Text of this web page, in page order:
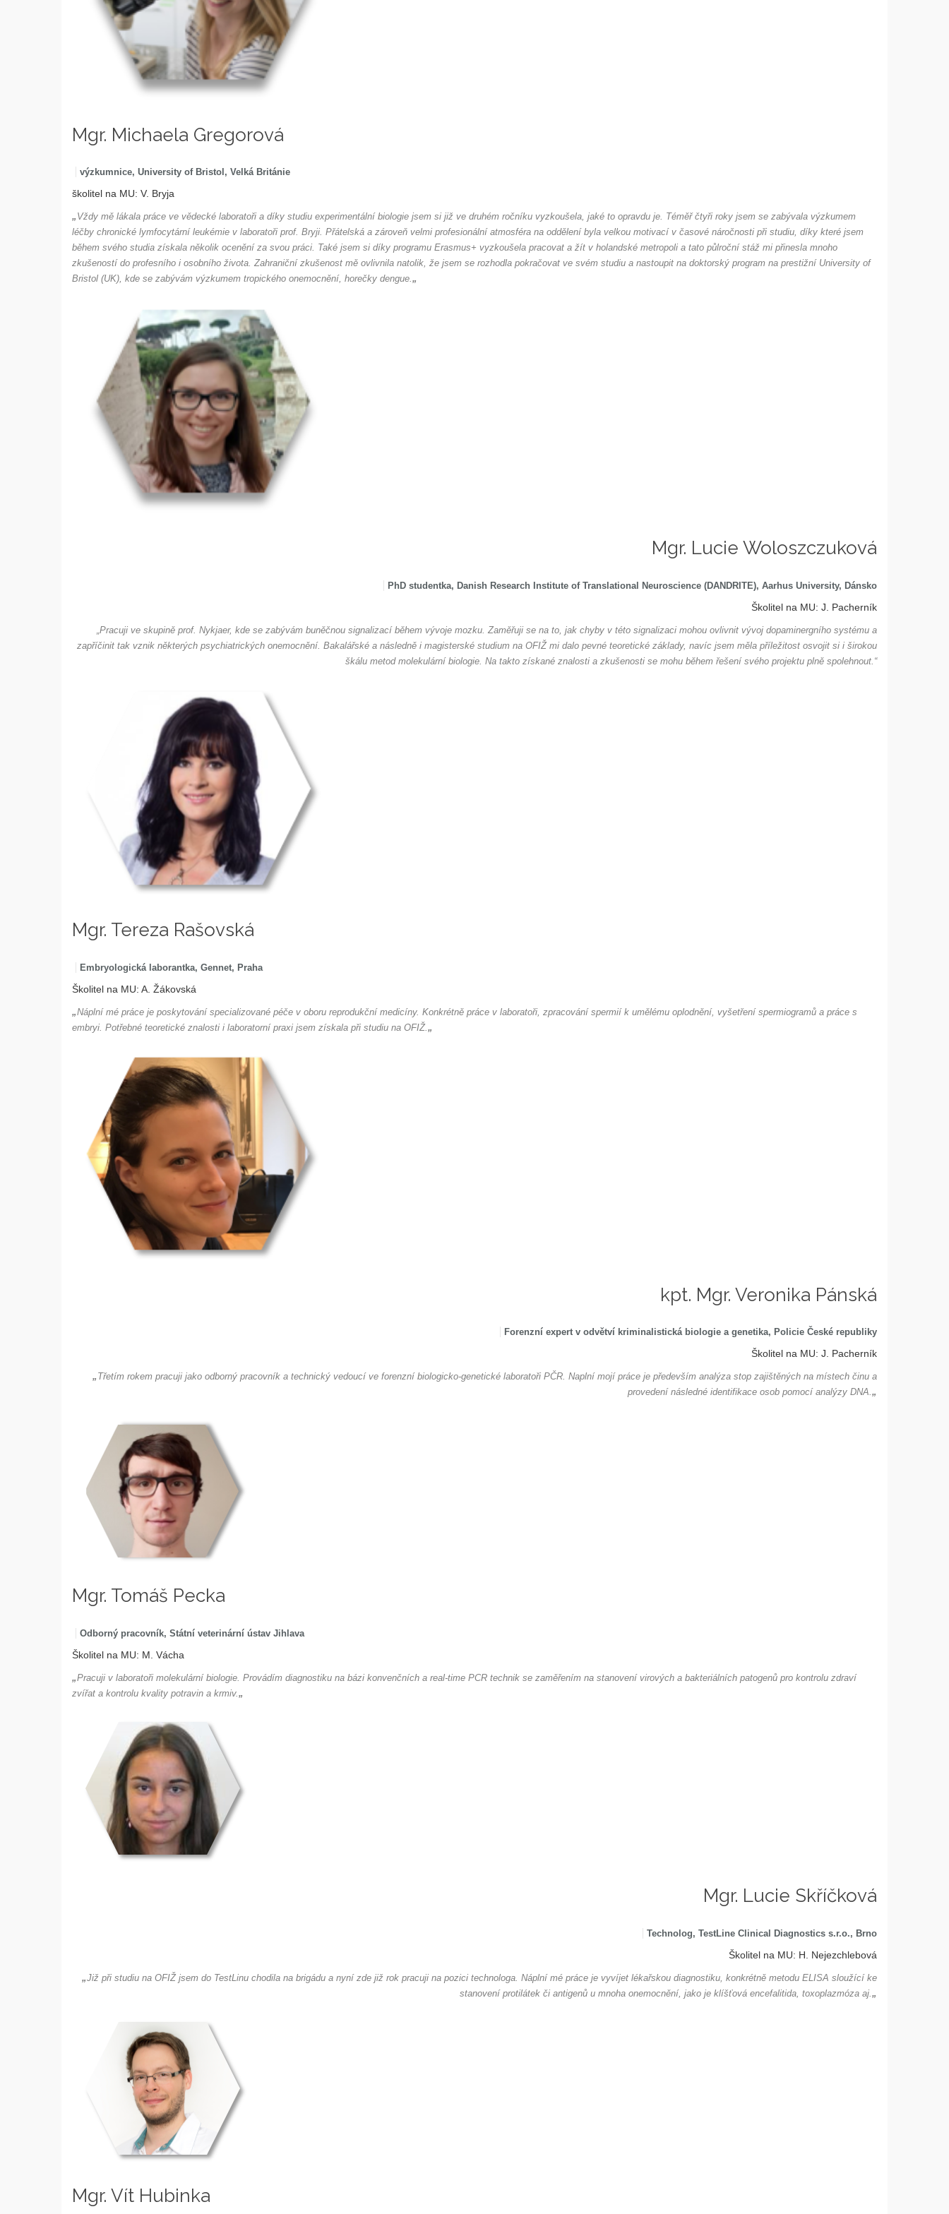
Mgr. Michaela Gregorová
výzkumnice, University of Bristol, Velká Británie
školitel na MU: V. Bryja
„ Vždy mě lákala práce ve vědecké laboratoři a díky studiu experimentální biologie jsem si již ve druhém ročníku vyzkoušela, jaké to opravdu je. Téměř čtyři roky jsem se zabývala výzkumem
léčby chronické lymfocytární leukémie v laboratoři prof. Bryji. Přátelská a zároveň velmi profesionální atmosféra na oddělení byla velkou motivací v časové náročnosti při studiu, díky které jsem
během svého studia získala několik ocenění za svou práci. Také jsem si díky programu Erasmus+ vyzkoušela pracovat a žít v holandské metropoli a tato půlroční stáž mi přinesla mnoho
zkušeností do profesního i osobního života. Zahraniční zkušenost mě ovlivnila natolik, že jsem se rozhodla pokračovat ve svém studiu a nastoupit na doktorský program na prestižní University of
Bristol (UK), kde se zabývám výzkumem tropického onemocnění, horečky dengue.„
Mgr. Lucie Woloszczuková
PhD studentka, Danish Research Institute of Translational Neuroscience (DANDRITE), Aarhus University, Dánsko
Školitel na MU: J. Pacherník
„Pracuji ve skupině prof. Nykjaer, kde se zabývám buněčnou signalizací během vývoje mozku. Zaměřuji se na to, jak chyby v této signalizaci mohou ovlivnit vývoj dopaminergního systému a
zapříčinit tak vznik některých psychiatrických onemocnění. Bakalářské a následně i magisterské studium na OFIŽ mi dalo pevné teoretické základy, navíc jsem měla příležitost osvojit si i širokou
škálu metod molekulární biologie. Na takto získané znalosti a zkušenosti se mohu během řešení svého projektu plně spolehnout.“
Mgr. Tereza Rašovská
Embryologická laborantka, Gennet, Praha
Školitel na MU: A. Žákovská
„Náplní mé práce je poskytování specializované péče v oboru reprodukční medicíny. Konkrétně práce v laboratoři, zpracování spermií k umělému oplodnění, vyšetření spermiogramů a práce s
embryi. Potřebné teoretické znalosti i laboratorní praxi jsem získala při studiu na OFIŽ. „
kpt. Mgr. Veronika Pánská
Forenzní expert v odvětví kriminalistická biologie a genetika, Policie České republiky
Školitel na MU: J. Pacherník
„ Třetím rokem pracuji jako odborný pracovník a technický vedoucí ve forenzní biologicko-genetické laboratoři PČR. Naplní mojí práce je především analýza stop zajištěných na místech činu a
provedení následné identifikace osob pomocí analýzy DNA.„
Mgr. Tomáš Pecka
Odborný pracovník, Státní veterinární ústav Jihlava
Školitel na MU: M. Vácha
„Pracuji v laboratoři molekulární biologie. Provádím diagnostiku na bázi konvenčních a real-time PCR technik se zaměřením na stanovení virových a bakteriálních patogenů pro kontrolu zdraví
zvířat a kontrolu kvality potravin a krmiv. „
Mgr. Lucie Skříčková
Technolog, TestLine Clinical Diagnostics s.r.o., Brno
Školitel na MU: H. Nejezchlebová
„Již při studiu na OFIŽ jsem do TestLinu chodila na brigádu a nyní zde již rok pracuji na pozici technologa. Náplní mé práce je vyvíjet lékařskou diagnostiku, konkrétně metodu ELISA sloužící ke
stanovení protilátek či antigenů u mnoha onemocnění, jako je klíšťová encefalitida, toxoplazmóza aj. „
Mgr. Vít Hubinka